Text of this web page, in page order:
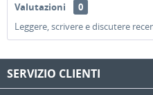
Valutazioni
0
Leggere, scrivere e discutere
SERVIZIO CLIENTI